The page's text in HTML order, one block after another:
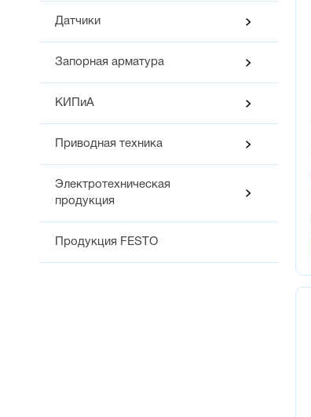
Датчики
Запорная арматура
КИПиА
Приводная техника
Электротехническая
продукция
Продукция FESTO